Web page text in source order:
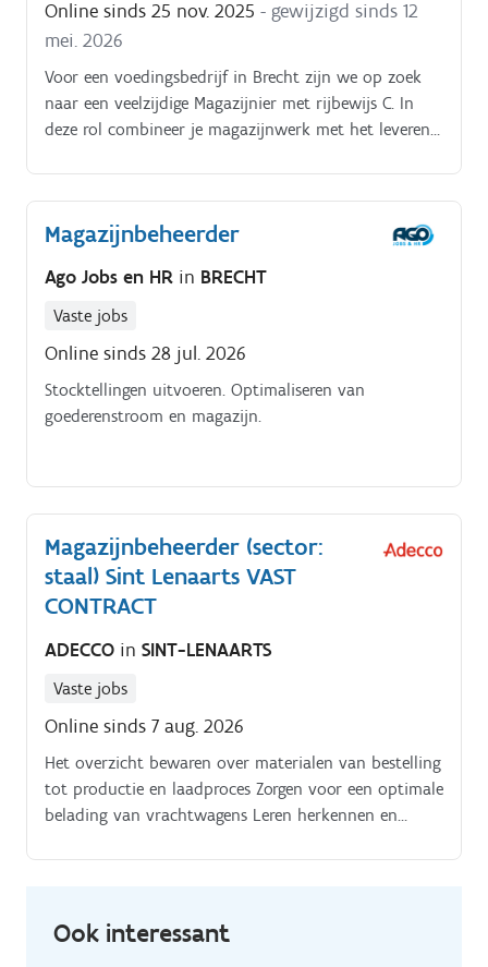
beschadigingen Je ontvangt leveringen van
leveranciers en kijkt na of deze overeenkomen met de
bestelling Werk je nauw samen met de technisch
bediende voor de administratieve opvolging van
bestellingen, leveringen en voorraden Je draagt mee
werkplaatsen Voer je preventief onderhoud en
herstellingen uit aan elektrische, hydraulische en
pneumatische machines Je spoort technische
gereedschappen optimaal blijven functioneren Volg je
de wettelijke keuringen van machines en materialen
interne verplaatsingen
Online sinds 25 nov. 2025 - gewijzigd sinds 12
mei. 2026
Voor een voedingsbedrijf in Brecht zijn we op zoek
naar een veelzijdige Magazijnier met rijbewijs C. In
deze rol combineer je magazijnwerk met het leveren
Magazijnbeheerder
Ago Jobs en HR in BRECHT
Vaste jobs
Online sinds 28 jul. 2026
Stocktellingen uitvoeren. Optimaliseren van
goederenstroom en magazijn.
Magazijnbeheerder (sector:
staal) Sint Lenaarts VAST
CONTRACT
ADECCO in SINT-LENAARTS
Vaste jobs
Online sinds 7 aug. 2026
Het overzicht bewaren over materialen van bestelling
tot productie en laadproces Zorgen voor een optimale
belading van vrachtwagens Leren herkennen en
barcodesysteem). Stocktellingen en
goederenstroom en magazijn.
Ook interessant